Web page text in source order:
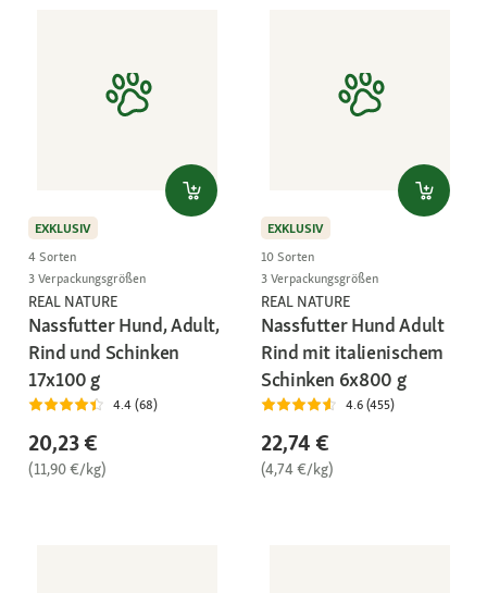
EXKLUSIV
4 Sorten
3 Verpackungsgrößen
REAL NATURE
Nassfutter Hund, Adult,
Rind und Schinken
17x100 g
4.4 (68)
20,23 €
(11,90 €/kg)
EXKLUSIV
10 Sorten
3 Verpackungsgrößen
REAL NATURE
Nassfutter Hund Adult
Rind mit italienischem
Schinken 6x800 g
4.6 (455)
22,74 €
(4,74 €/kg)